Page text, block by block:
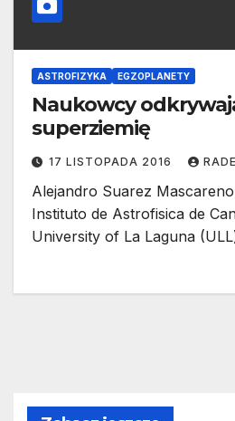
ASTROFIZYKA EGZOPLANETY
Naukowcy
superziemię
17 LISTOPADA 2016
Alejandro Suarez
Instituto de Astrofisica de
University of La Laguna